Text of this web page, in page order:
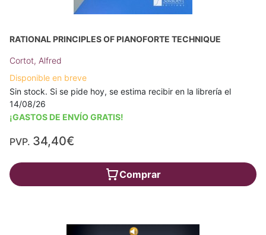
RATIONAL PRINCIPLES OF PIANOFORTE TECHNIQUE
Cortot, Alfred
Disponible en breve
Sin stock. Si se pide hoy, se estima recibir en la librería el
14/08/26
¡GASTOS DE ENVÍO GRATIS!
PVP. 34,40€
Comprar